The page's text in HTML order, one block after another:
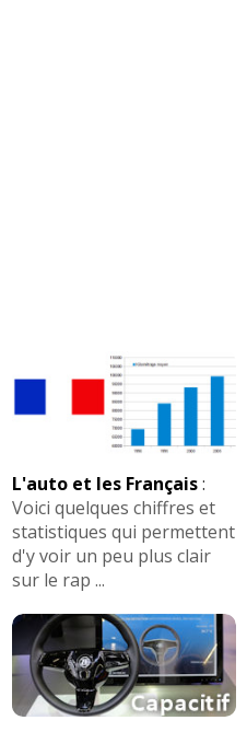
L'auto et les Français:
Voici quelques chiffres et
statistiques qui permettent
d'y voir un peu plus clair
sur le rap ...